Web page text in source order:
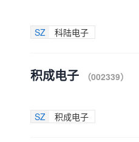
SZ 科陆电子
积成电子 （002339）
SZ 积成电子